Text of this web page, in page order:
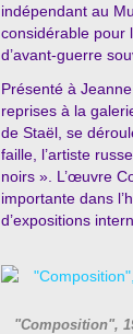
indépendant au
considérable pour
d’avant-guerre
Présenté à
reprises à la
de Staël, se
faille, l’artiste
noirs ». L’œuvre
importante dans
d’expositions
"Composition",